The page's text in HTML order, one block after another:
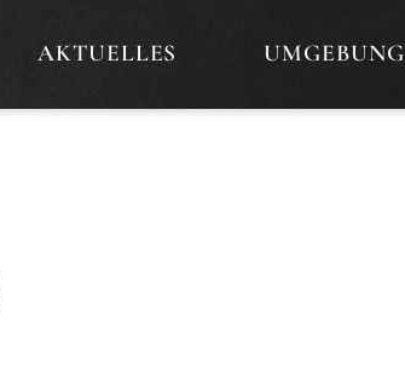
AKTUELLES UMGEBUNG